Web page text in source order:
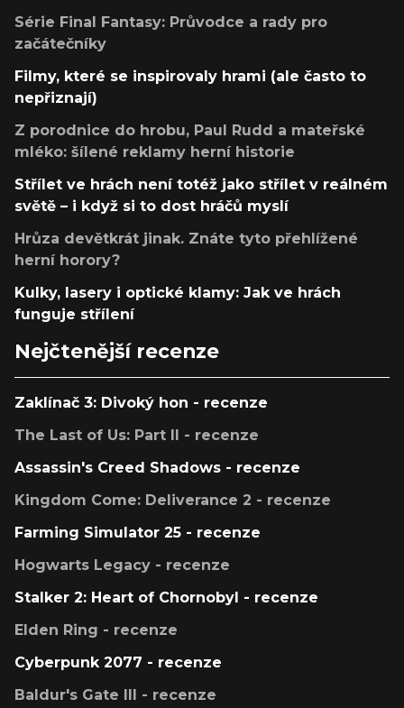
Série Final Fantasy: Průvodce a rady pro
začátečníky
Filmy, které se inspirovaly hrami (ale často to
nepřiznají)
Z porodnice do hrobu, Paul Rudd a mateřské
mléko: šílené reklamy herní historie
Střílet ve hrách není totéž jako střílet v reálném
světě – i když si to dost hráčů myslí
Hrůza devětkrát jinak. Znáte tyto přehlížené
herní horory?
Kulky, lasery i optické klamy: Jak ve hrách
funguje střílení
Nejčtenější recenze
Zaklínač 3: Divoký hon - recenze
The Last of Us: Part II - recenze
Assassin's Creed Shadows - recenze
Kingdom Come: Deliverance 2 - recenze
Farming Simulator 25 - recenze
Hogwarts Legacy - recenze
Stalker 2: Heart of Chornobyl - recenze
Elden Ring - recenze
Cyberpunk 2077 - recenze
Baldur's Gate III - recenze